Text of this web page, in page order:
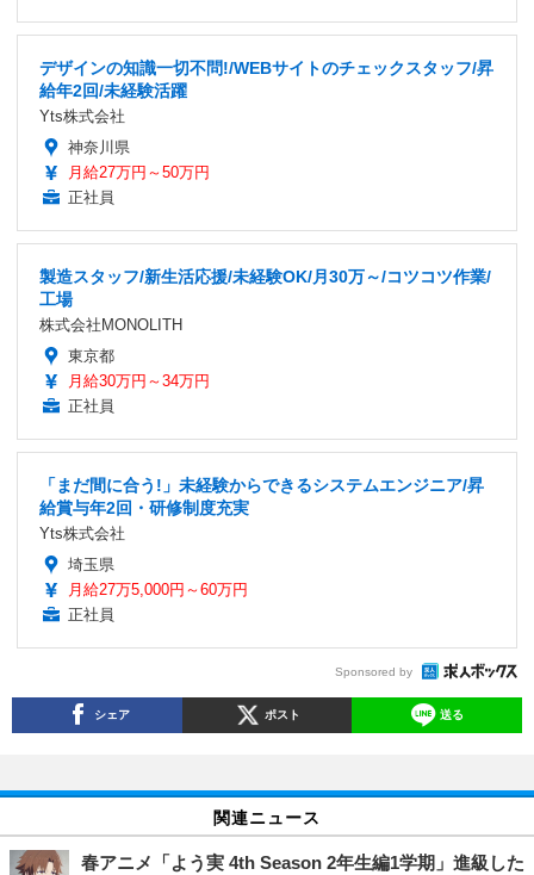
デザインの知識一切不問!/WEBサイトのチェックスタッフ/昇
給年2回/未経験活躍
Yts株式会社
神奈川県
月給27万円～50万円
正社員
製造スタッフ/新生活応援/未経験OK/月30万～/コツコツ作業/
工場
株式会社MONOLITH
東京都
月給30万円～34万円
正社員
「まだ間に合う!」未経験からできるシステムエンジニア/昇
給賞与年2回・研修制度充実
Yts株式会社
埼玉県
月給27万5,000円～60万円
正社員
Sponsored by
シェア ポスト 送る
関連ニュース
春アニメ「よう実 4th Season 2年生編1学期」進級した